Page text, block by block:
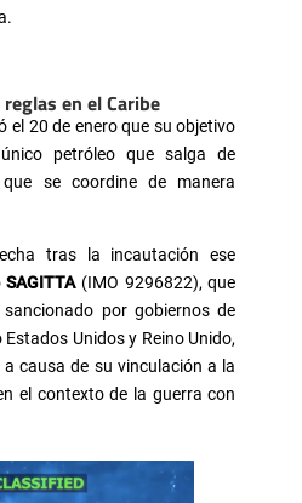
en el Caribe
el 20 de enero que su objetivo
petróleo que salga de
se coordine de manera
tras la incautación ese
SAGITTA(IMO 9296822), que
por gobiernos de
Unidos y Reino Unido,
causa de su vinculación a la
el contexto de la guerra con